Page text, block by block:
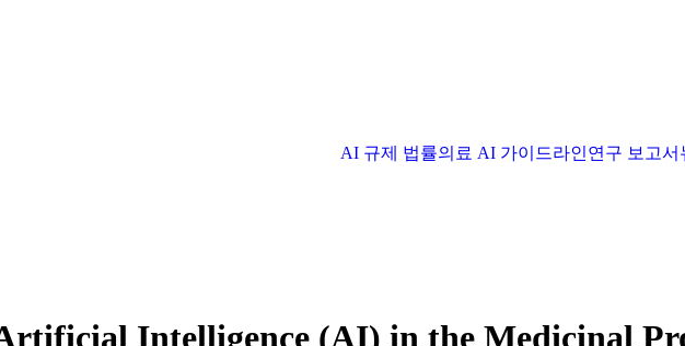
AI 규제 법률의료 AI 가이드라인연구 보고서
Intelligence (AI) in the Medicinal